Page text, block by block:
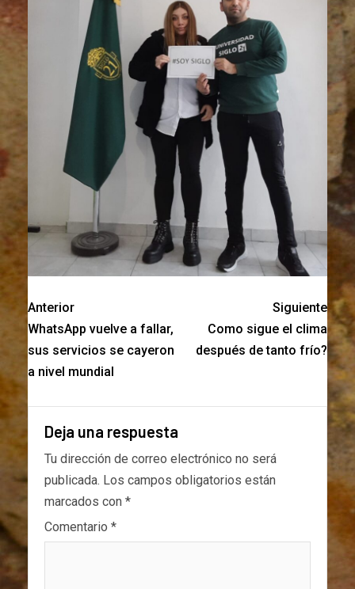
Anterior
WhatsApp vuelve a fallar,
sus servicios se cayeron
a nivel mundial
Siguiente
Como sigue el clima
después de tanto frío?
Deja una respuesta
Tu dirección de correo electrónico no será
publicada. Los campos obligatorios están
marcados con *
Comentario *